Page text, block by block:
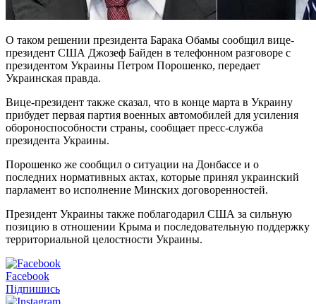
О таком решении президента Барака Обамы сообщил вице-
президент США Джозеф Байден в телефонном разговоре с
президентом Украины Петром Порошенко, передает
Украинская правда.
Вице-президент также сказал, что в конце марта в Украину
прибудет первая партия военных автомобилей для усиления
обороноспособности страны, сообщает пресс-служба
президента Украины.
Порошенко же сообщил о ситуации на Донбассе и о
последних нормативных актах, которые принял украинский
парламент во исполнение Минских договоренностей.
Президент Украины также поблагодарил США за сильную
позицию в отношении Крыма и последовательную поддержку
территориальной целостности Украины.
Facebook
Підпишись